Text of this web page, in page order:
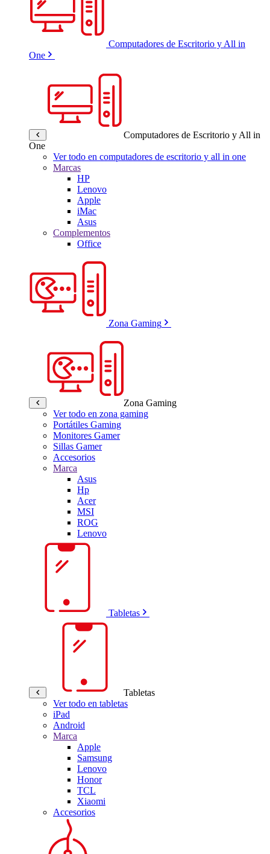
Computadores de Escritorio y All in
One
Computadores de Escritorio y All in
One
Ver todo en computadores de escritorio y all in one
Marcas
HP
Lenovo
Apple
iMac
Asus
Complementos
Office
Zona Gaming
Zona Gaming
Ver todo en zona gaming
Portátiles Gaming
Monitores Gamer
Sillas Gamer
Accesorios
Marca
Asus
Hp
Acer
MSI
ROG
Lenovo
Tabletas
Tabletas
Ver todo en tabletas
iPad
Android
Marca
Apple
Samsung
Lenovo
Honor
TCL
Xiaomi
Accesorios